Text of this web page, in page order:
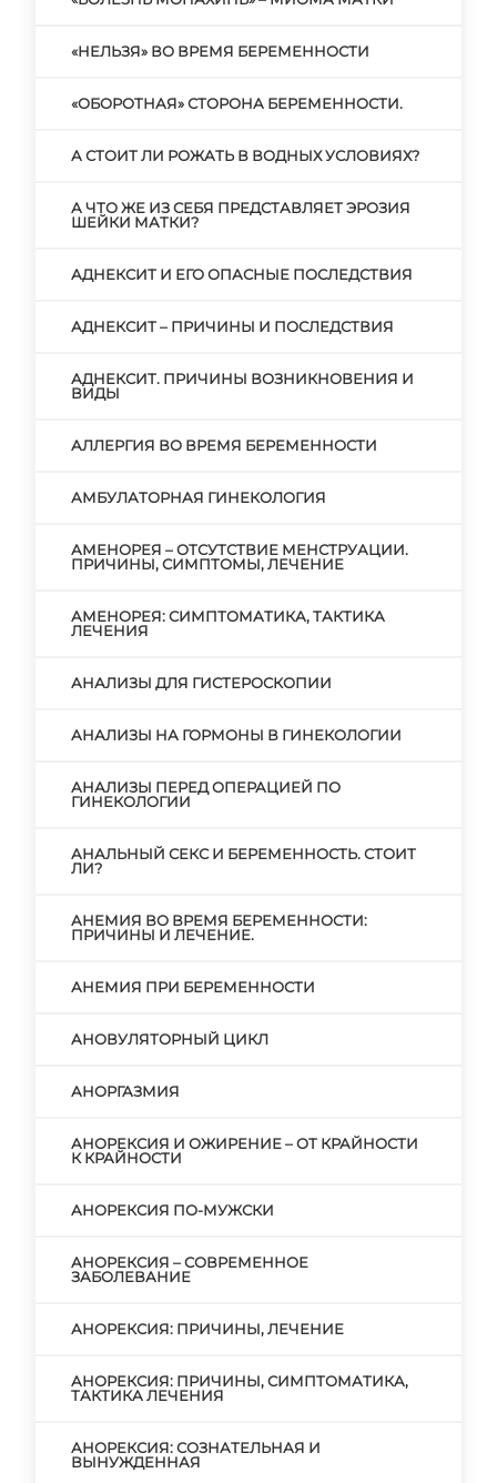
«НЕЛЬЗЯ» ВО ВРЕМЯ БЕРЕМЕННОСТИ
«ОБОРОТНАЯ» СТОРОНА БЕРЕМЕННОСТИ.
А СТОИТ ЛИ РОЖАТЬ В ВОДНЫХ УСЛОВИЯХ?
А ЧТО ЖЕ ИЗ СЕБЯ ПРЕДСТАВЛЯЕТ ЭРОЗИЯ
ШЕЙКИ МАТКИ?
АДНЕКСИТ И ЕГО ОПАСНЫЕ ПОСЛЕДСТВИЯ
АДНЕКСИТ – ПРИЧИНЫ И ПОСЛЕДСТВИЯ
АДНЕКСИТ. ПРИЧИНЫ ВОЗНИКНОВЕНИЯ И
ВИДЫ
АЛЛЕРГИЯ ВО ВРЕМЯ БЕРЕМЕННОСТИ
АМБУЛАТОРНАЯ ГИНЕКОЛОГИЯ
АМЕНОРЕЯ – ОТСУТСТВИЕ МЕНСТРУАЦИИ.
ПРИЧИНЫ, СИМПТОМЫ, ЛЕЧЕНИЕ
АМЕНОРЕЯ: СИМПТОМАТИКА, ТАКТИКА
ЛЕЧЕНИЯ
АНАЛИЗЫ ДЛЯ ГИСТЕРОСКОПИИ
АНАЛИЗЫ НА ГОРМОНЫ В ГИНЕКОЛОГИИ
АНАЛИЗЫ ПЕРЕД ОПЕРАЦИЕЙ ПО
ГИНЕКОЛОГИИ
АНАЛЬНЫЙ СЕКС И БЕРЕМЕННОСТЬ. СТОИТ
ЛИ?
АНЕМИЯ ВО ВРЕМЯ БЕРЕМЕННОСТИ:
ПРИЧИНЫ И ЛЕЧЕНИЕ.
АНЕМИЯ ПРИ БЕРЕМЕННОСТИ
АНОВУЛЯТОРНЫЙ ЦИКЛ
АНОРГАЗМИЯ
АНОРЕКСИЯ И ОЖИРЕНИЕ – ОТ КРАЙНОСТИ
К КРАЙНОСТИ
АНОРЕКСИЯ ПО-МУЖСКИ
АНОРЕКСИЯ – СОВРЕМЕННОЕ
ЗАБОЛЕВАНИЕ
АНОРЕКСИЯ: ПРИЧИНЫ, ЛЕЧЕНИЕ
АНОРЕКСИЯ: ПРИЧИНЫ, СИМПТОМАТИКА,
ТАКТИКА ЛЕЧЕНИЯ
АНОРЕКСИЯ: СОЗНАТЕЛЬНАЯ И
ВЫНУЖДЕННАЯ